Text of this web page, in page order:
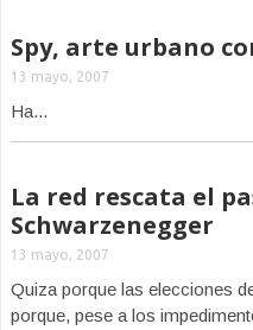
Spy, arte urbano
13 mayo, 2007
Ha...
La red rescata el
Schwarzenegger
13 mayo, 2007
Quiza porque las elecciones
porque, pese a los